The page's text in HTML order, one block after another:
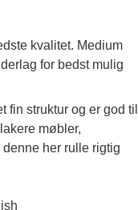
kvalitet. Medium
for bedst mulig
fin struktur og er god til
møbler,
her rulle rigtig